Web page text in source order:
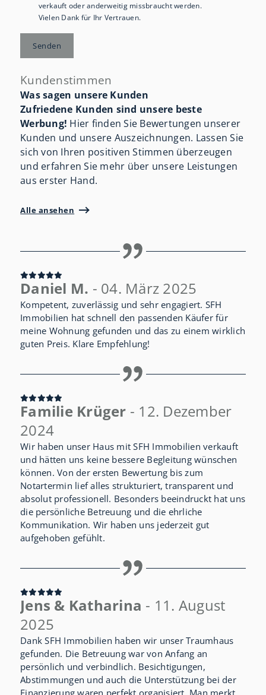
verkauft oder anderweitig missbraucht werden.
Vielen Dank für Ihr Vertrauen.
Senden
Kundenstimmen
Was sagen unsere Kunden
Zufriedene Kunden sind unsere beste
Werbung! Hier finden Sie Bewertungen unserer
Kunden und unsere Auszeichnungen. Lassen Sie
sich von Ihren positiven Stimmen überzeugen
und erfahren Sie mehr über unsere Leistungen
aus erster Hand.
Alle ansehen
Daniel M. - 04. März 2025
Kompetent, zuverlässig und sehr engagiert. SFH
Immobilien hat schnell den passenden Käufer für
meine Wohnung gefunden und das zu einem wirklich
guten Preis. Klare Empfehlung!
Familie Krüger - 12. Dezember
2024
Wir haben unser Haus mit SFH Immobilien verkauft
und hätten uns keine bessere Begleitung wünschen
können. Von der ersten Bewertung bis zum
Notartermin lief alles strukturiert, transparent und
absolut professionell. Besonders beeindruckt hat uns
die persönliche Betreuung und die ehrliche
Kommunikation. Wir haben uns jederzeit gut
aufgehoben gefühlt.
Jens & Katharina - 11. August
2025
Dank SFH Immobilien haben wir unser Traumhaus
gefunden. Die Betreuung war von Anfang an
persönlich und verbindlich. Besichtigungen,
Abstimmungen und auch die Unterstützung bei der